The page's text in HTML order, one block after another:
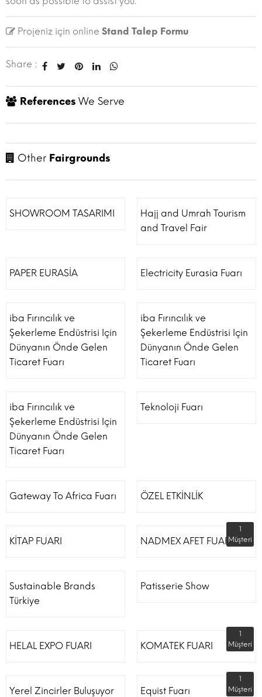
Projeniz için online Stand Talep Formu
Share :
References We Serve
Other Fairgrounds
SHOWROOM TASARIMI
Hajj and Umrah Tourism
and Travel Fair
PAPER EURASİA Electricity Eurasia Fuarı
iba Fırıncılık ve
Şekerleme Endüstrisi Için
Dünyanın Önde Gelen
Ticaret Fuarı
iba Fırıncılık ve
Şekerleme Endüstrisi Için
Dünyanın Önde Gelen
Ticaret Fuarı
iba Fırıncılık ve
Şekerleme Endüstrisi Için
Dünyanın Önde Gelen
Ticaret Fuarı
Teknoloji Fuarı
Gateway To Africa Fuarı ÖZEL ETKİNLİK
KİTAP FUARI NADMEX AFET FUARI
1
Müşteri
Sustainable Brands
Türkiye
Patisserie Show
HELAL EXPO FUARI KOMATEK FUARI
1
Müşteri
Yerel Zincirler Buluşuyor
Equist Fuarı
1
Müşteri